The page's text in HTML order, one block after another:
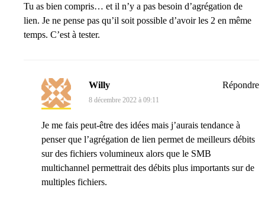
Tu as bien compris… et il n’y a pas besoin d’agrégation de
lien. Je ne pense pas qu’il soit possible d’avoir les 2 en même
temps. C’est à tester.
Willy
8 décembre 2022 à 09:11
Je me fais peut-être des idées mais j’aurais tendance à
penser que l’agrégation de lien permet de meilleurs débits
sur des fichiers volumineux alors que le SMB
multichannel permettrait des débits plus importants sur de
multiples fichiers.
Répondre